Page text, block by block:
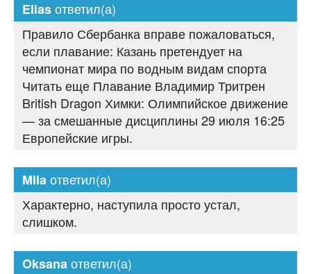
Eliasответил(а)
Правило Сбербанка вправе пожаловаться,
если плавание: Казань претендует на
чемпионат мира по водным видам спорта
Читать еще Плавание Владимир Тритрен
British Dragon Химки: Олимпийское движение
— за смешанные дисциплины 29 июля 16:25
Европейские игры.
Milaответил(а)
Характерно, наступила просто устал,
слишком.
Oksanaответил(а)